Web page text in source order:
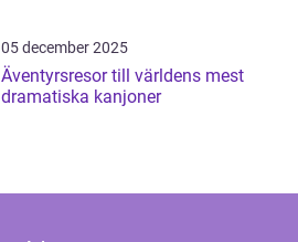
05 december 2025
Äventyrsresor till världens mest
dramatiska kanjoner